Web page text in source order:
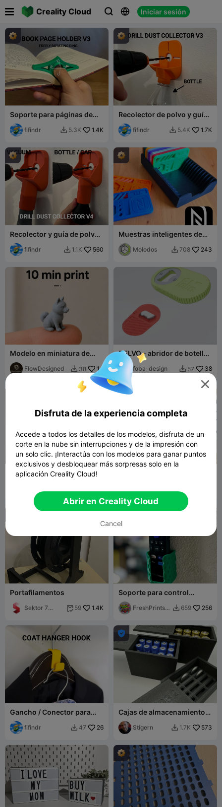
Creality Cloud   Iniciar sesión
 
Soporte para páginas de
libro V3
fifindr  5.3K 1.4K
Recolector de polvo y guía
para taladro V3
fifindr  5.4K 1.7K
Recolector y guía de polvo
para taladro V4
fifindr  1.1K 560
Muestras inteligentes de
filamento | Muestras de
color NFC
Molodos  708 243
Modelo en miniatura de
Akita Inu – Ultra detallado
FlowDesigned  38 14
DELVO - abridor de botellas
minimalista y compacto
foba_design  57 38
Soporte para Monitor de
Temperatura y Humedad
Portafilamentos
Sektor 7
 59 1.4K
Soporte para control
remoto
FreshPrintsB
 659 256
Gancho / Conector para
perchas
fifindr  47 26

Cajas de almacenamiento
de baterías con tapa
deslizante
Stigern  1.7K 573

Disfruta de la experiencia completa
Accede a todos los detalles de los modelos, disfruta de un
corte en la nube sin interrupciones y de la impresión con
un solo clic. ¡Interactúa con los modelos para ganar puntos
exclusivos y desbloquear más sorpresas solo en la
aplicación Creality Cloud!
Abrir en Creality Cloud
Cancel